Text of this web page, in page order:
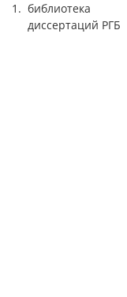
1. библиотека
диссертаций РГБ